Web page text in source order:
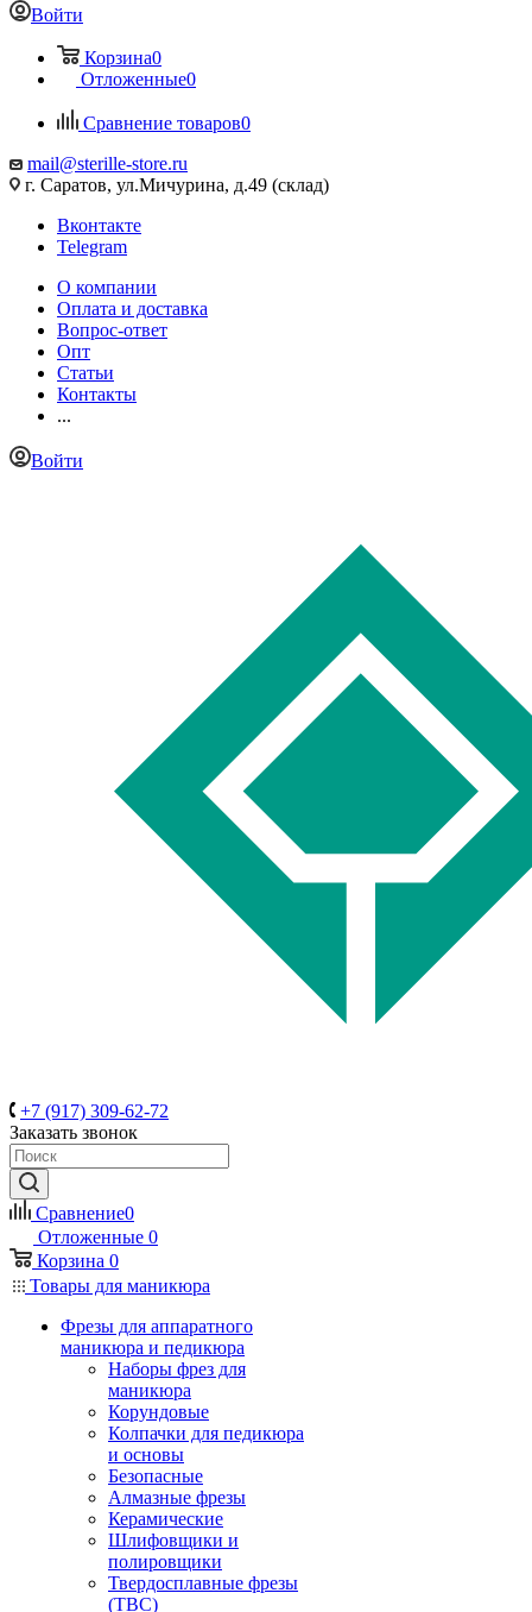
Войти
Корзина0
Отложенные0
Сравнение товаров0
mail@sterille-store.ru
г. Саратов, ул.Мичурина, д.49 (склад)
Вконтакте
Telegram
О компании
Оплата и доставка
Вопрос-ответ
Опт
Статьи
Контакты
...
Войти
+7 (917) 309-62-72
Заказать звонок
Сравнение0
Отложенные 0
Корзина 0
Товары для маникюра
Фрезы для аппаратного
маникюра и педикюра
Наборы фрез для
маникюра
Корундовые
Колпачки для педикюра
и основы
Безопасные
Алмазные фрезы
Керамические
Шлифовщики и
полировщики
Твердосплавные фрезы
(ТВС)